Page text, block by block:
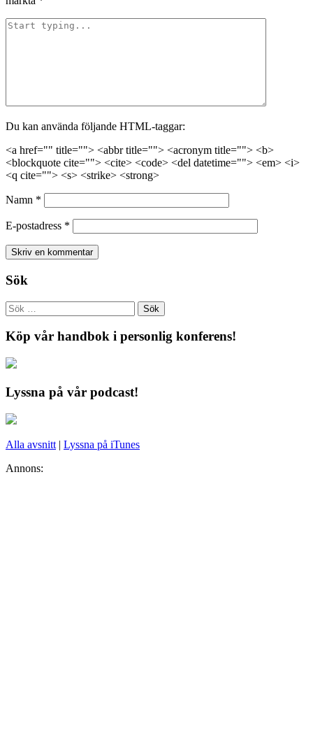
Du kan använda följande HTML-taggar:
<a href="" title=""> <abbr title=""> <acronym title=""> <b>
<blockquote cite=""> <cite> <code> <del datetime=""> <em> <i>
<q cite=""> <s> <strike> <strong>
Namn *
E-postadress *
Sök
Köp vår handbok i personlig konferens!
Lyssna på vår podcast!
Alla avsnitt | Lyssna på iTunes
Annons: